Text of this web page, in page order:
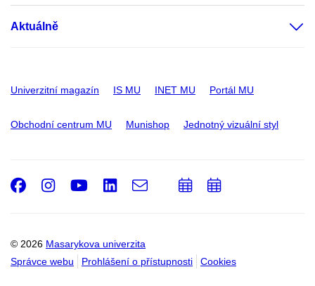
Aktuálně
Univerzitní magazín IS MU INET MU Portál MU
Obchodní centrum MU Munishop Jednotný vizuální styl
© 2026 Masarykova univerzita
Správce webu
Prohlášení o přístupnosti Cookies
Facebook
Instagram
Youtube
LinkedIn
e-
PřidatPřidat